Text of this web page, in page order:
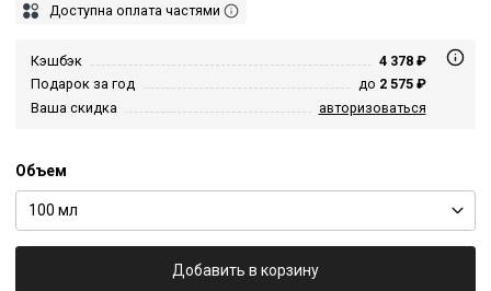
Доступна оплата частями
Кэшбэк
4 378 ₽
Подарок за год
до 2 575 ₽
Ваша скидка
авторизоваться
Объем
100 мл
Добавить в корзину